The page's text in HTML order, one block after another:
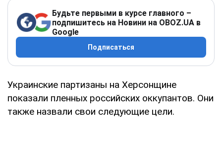
Будьте первыми в курсе главного –
подпишитесь на Новини на OBOZ.UA в
Google
Подписаться
Украинские партизаны на Херсонщине
показали пленных российских оккупантов. Они
также назвали свои следующие цели.